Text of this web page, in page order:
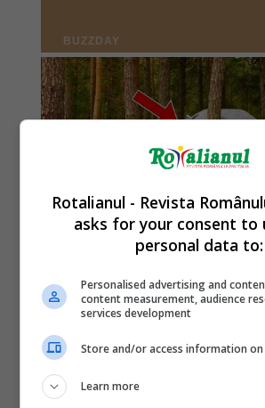
Rotalianul - Revista
asks for your consent to
personal data to:
Personalised advertising and
content measurement, audience
services development
Store and/or access information on
Learn more